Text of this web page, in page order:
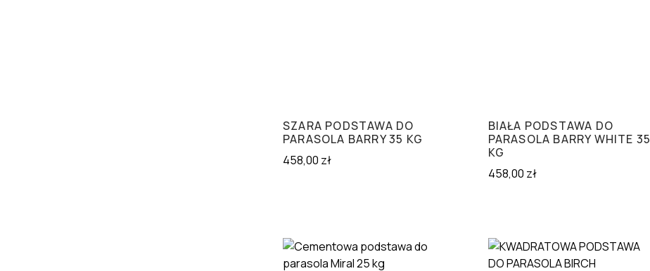
SZARA PODSTAWA DO
PARASOLA BARRY 35 KG
458,00 zł
BIAŁA PODSTAWA DO
PARASOLA BARRY WHITE 35
KG
458,00 zł